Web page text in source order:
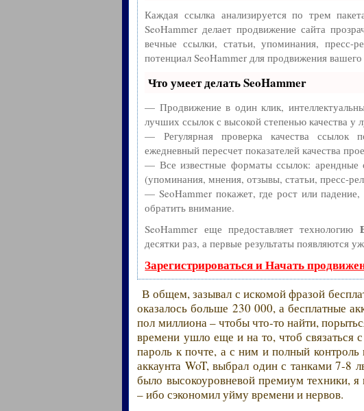
Каждая ссылка анализируется по трем
SeoHammer делает продвижение сайта
вечные ссылки, статьи, упоминания, пресс-
потенциал SeoHammer для продвижения вашего
Что умеет делать SeoHammer
— Продвижение в один клик,
лучших ссылок с высокой степенью качества у
— Регулярная проверка качества
ежедневный пересчет показателей качества
— Все известные форматы ссылок: арендные
(упоминания, мнения, отзывы, статьи, пресс-
— SeoHammer покажет, где рост или
обратить внимание.
SeoHammer еще предоставляет технологию
десятки раз, а первые результаты появляются
Зарегистрироваться и Начать
В общем, зазывал с искомой фразой
оказалось больше 230 000, а бесплатные
пол миллиона – чтобы что-то найти,
времени ушло еще и на то, чтоб связаться
пароль к почте, а с ним и полный
аккаунта WoT, выбрал один с танками 7-8
было высокоуровневой премиум техники,
– ибо сэкономил уйму времени и нервов.